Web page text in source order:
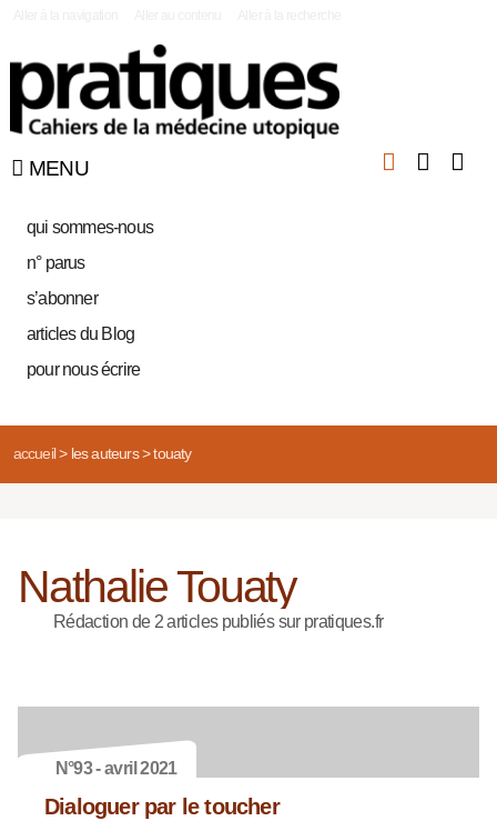
MENU
qui sommes-nous
n° parus
s’abonner
articles du Blog
pour nous écrire
accueil> les auteurs> touaty
Nathalie Touaty
Rédaction de 2 articles publiés sur pratiques.fr
N°93 - avril 2021
Dialoguer par le toucher